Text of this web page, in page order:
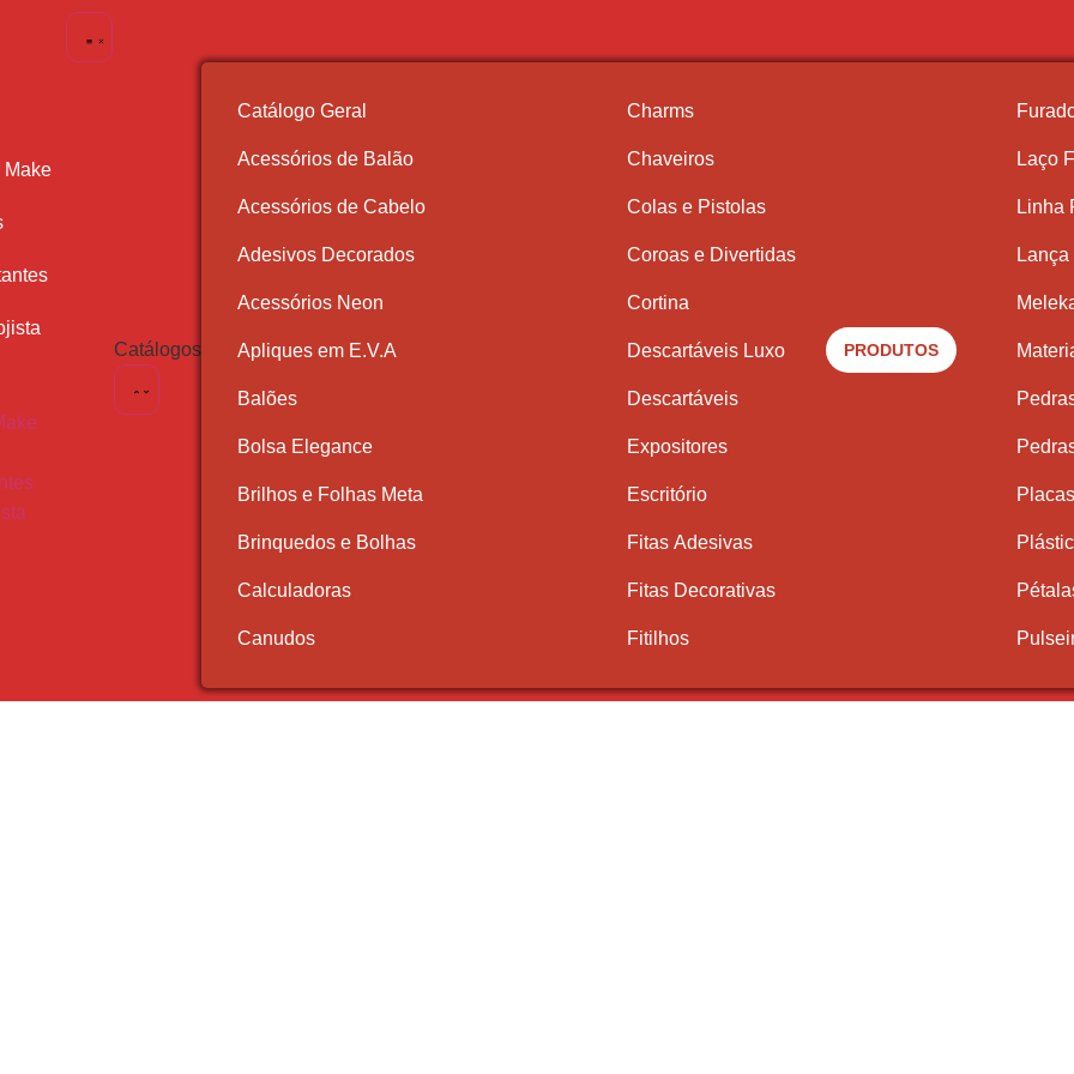
Make
Catálogos
Catálogo Geral
Acessórios de Balão
Acessórios de Cabelo
Adesivos Decorados
Acessórios Neon
Apliques em E.V.A
Balões
Bolsa Elegance
Brilhos e Folhas Meta
Brinquedos e Bolhas
Calculadoras
Canudos
Charms
Chaveiros
Colas e Pistolas
Coroas e Divertidas
Cortina
Descartáveis Luxo
Descartáveis
Expositores
Escritório
Fitas Adesivas
Fitas Decorativas
Fitilhos
Laço
Linha
PRODUTOS